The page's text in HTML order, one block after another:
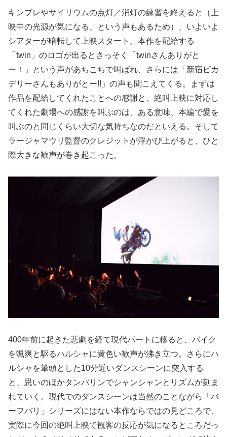
キンブレやサイリウムの点灯／消灯の練習を終えると（上
映中の光源が気になる、という声もあるため）、いよいよ
シアターが暗転して上映スタート。本作を配給する
「twin」のロゴが出るとさっそく「twinさんありがと
ー！」という声があちこちで叫ばれ、さらには「新宿ピカ
デリーさんもありがとー!!」の声も聞こえてくる。まずは
作品を配給してくれたことへの感謝と、絶叫上映に対応し
てくれた劇場への感謝を叫ぶのは、ある意味、本編で愛を
叫ぶのと同じくらい大切な気持ちなのだといえる。そして
ラージャマウリ監督のクレジットが浮かび上がると、ひと
際大きな歓声が巻き起こった。
400年前に起きた悲劇を経て現代パートに移ると、バイク
を颯爽と駆るハルシャに黄色い歓声が沸き立つ。さらにハ
ルシャを筆頭とした10分近いダンスシーンに突入する
と、思いのほかタンバリンでシャンシャンとリズムが刻ま
れていく。現代でのダンスシーンは当然のことながら「バ
ーフバリ」シリーズにはない本作ならではの見どころで、
実際に今回の絶叫上映で観客の反応が気になるところだっ